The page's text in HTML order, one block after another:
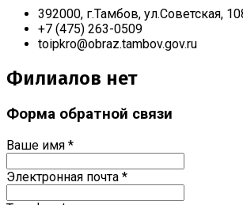
392000, г.Тамбов, ул.Советская,
+7 (475) 263-0509
toipkro@obraz.tambov.gov.ru
Филиалов нет
Форма обратной связи
Ваше имя *
Электронная почта *